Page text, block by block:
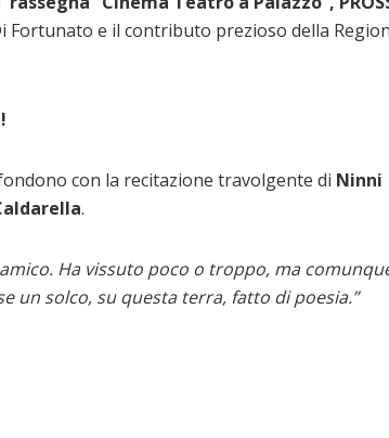
Fortunato e il contributo prezioso della
con la recitazione travolgente di Ninni
.
Ha vissuto poco o troppo, ma
un solco, su questa terra, fatto di poesia.”